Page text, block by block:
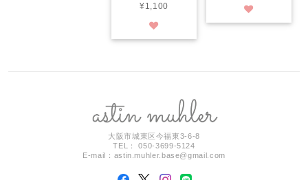
¥1,100
大阪市城東区今福東3-6-8
TEL： 050-3699-5124
E-mail： astin.muhler.base@gmail.com